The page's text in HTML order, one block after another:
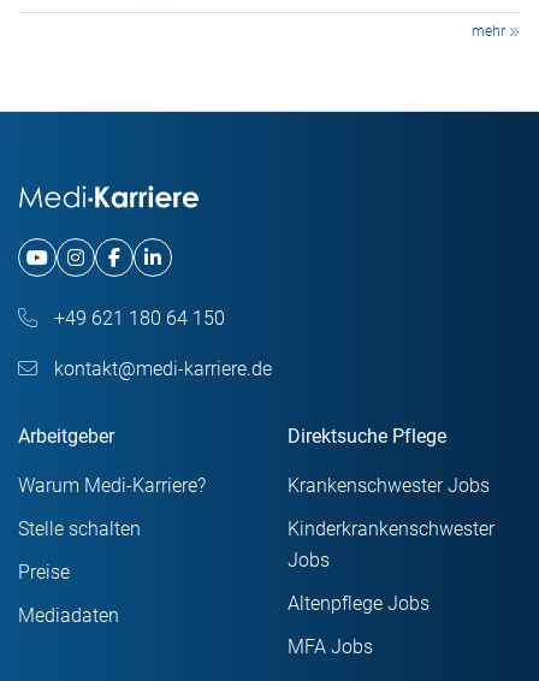
mehr
+49 621 180 64 150
kontakt@medi-karriere.de
Arbeitgeber
Warum Medi-Karriere?
Stelle schalten
Preise
Mediadaten
Direktsuche Pflege
Krankenschwester Jobs
Kinderkrankenschwester
Jobs
Altenpflege Jobs
MFA Jobs